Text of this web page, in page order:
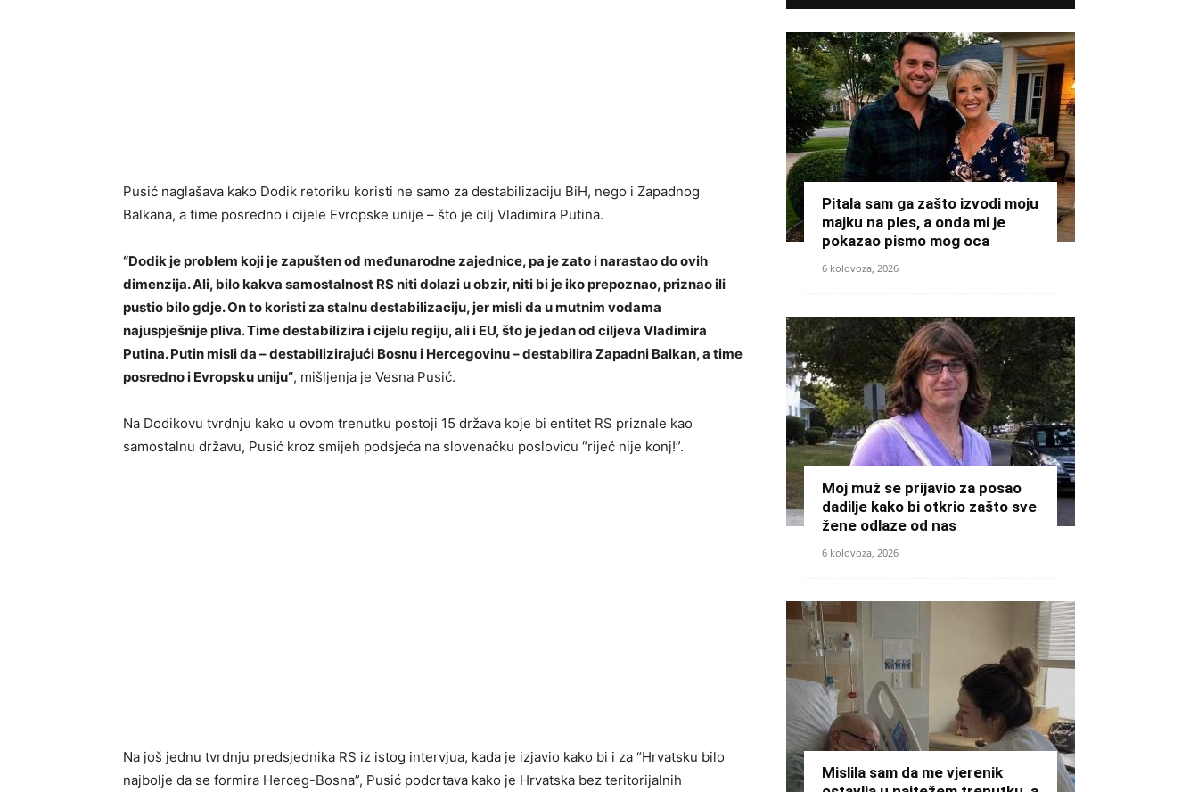
Pusić naglašava kako Dodik retoriku koristi ne samo za destabilizaciju BiH, nego i Zapadnog
Balkana, a time posredno i cijele Evropske unije – što je cilj Vladimira Putina.
“Dodik je problem koji je zapušten od međunarodne zajednice, pa je zato i narastao do ovih
dimenzija. Ali, bilo kakva samostalnost RS niti dolazi u obzir, niti bi je iko prepoznao, priznao ili
pustio bilo gdje. On to koristi za stalnu destabilizaciju, jer misli da u mutnim vodama
najuspješnije pliva. Time destabilizira i cijelu regiju, ali i EU, što je jedan od ciljeva Vladimira
Putina. Putin misli da – destabilizirajući Bosnu i Hercegovinu – destabilira Zapadni Balkan, a time
posredno i Evropsku uniju”, mišljenja je Vesna Pusić.
Na Dodikovu tvrdnju kako u ovom trenutku postoji 15 država koje bi entitet RS priznale kao
samostalnu državu, Pusić kroz smijeh podsjeća na slovenačku poslovicu “riječ nije konj!”.
Na još jednu tvrdnju predsjednika RS iz istog intervjua, kada je izjavio kako bi i za “Hrvatsku bilo
najbolje da se formira Herceg-Bosna”, Pusić podcrtava kako je Hrvatska bez teritorijalnih
Pitala sam ga zašto izvodi moju
majku na ples, a onda mi je
pokazao pismo mog oca
6 kolovoza, 2026
Moj muž se prijavio za posao
dadilje kako bi otkrio zašto sve
žene odlaze od nas
6 kolovoza, 2026
Mislila sam da me vjerenik